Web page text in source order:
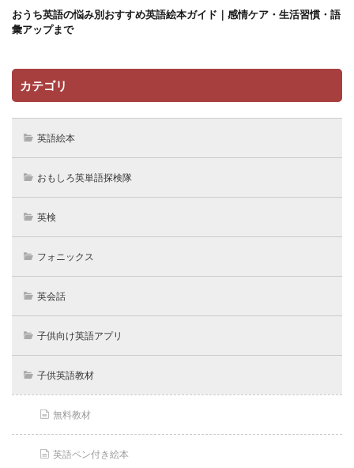
おうち英語の悩み別おすすめ英語絵本ガイド｜感情ケア・生活習慣・語
彙アップまで
カテゴリ
英語絵本
おもしろ英単語探検隊
英検
フォニックス
英会話
子供向け英語アプリ
子供英語教材
無料教材
英語ペン付き絵本